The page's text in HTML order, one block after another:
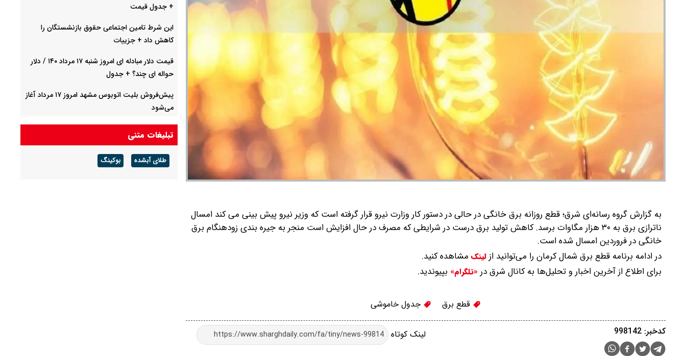
به گزارش گروه رسانه‌ای شرق؛ قطع روزانه برق خانگی در حالی در دستور کار وزارت نیرو قرار گرفته است که وزیر نیرو پیش بینی می کند امسال
ناترازی برق به ۳۰ هزار مگاوات برسد.
کاهش تولید برق درست در شرایطی که مصرف در حال افزایش است منجر به جیره بندی زودهنگام برق
خانگی در فروردین امسال شده است.
در ادامه برنامه قطع برق شمال کرمان را می‌توانید از لینک مشاهده کنید.
برای اطلاع از آخرین اخبار و تحلیل‌ها به کانال شرق در «تلگرام» بپیوندید.
قطع برق جدول خاموشی
لینک کوتاه کدخبر: 998142
+ جدول قیمت
این شرط تامین اجتماعی حقوق بازنشستگان را
کاهش داد + جزییات
قیمت دلار مبادله ای امروز شنبه ۱۷ مرداد ۱۴۰ / دلار
حواله ای چند؟ + جدول
پیش‌فروش بلیت اتوبوس مشهد امروز ۱۷ مرداد آغاز
می‌شود
قیمت طلا و سکه امروز شنبه ۱۷ مرداد ۱۴۰۵ / قیمت
هر گرم طلا چند ؟ + جدول
تبلیغات متنی
طلای آبشده بوکینگ